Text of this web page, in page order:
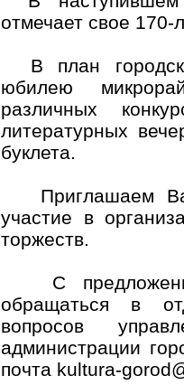
отмечает свое 170-
В план
юбилею
различных
литературных
буклета.
Приглашаем
участие в
торжеств.
С
обращаться в
вопросов
администрации
почта kultura-